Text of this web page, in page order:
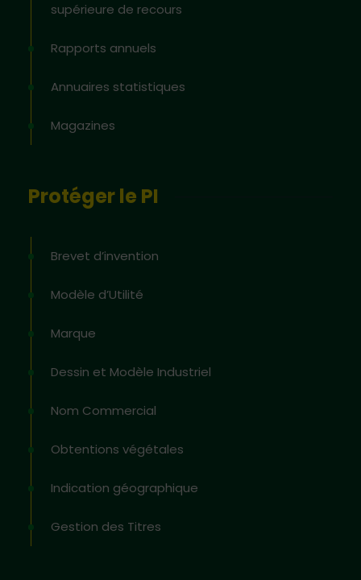
supérieure de recours
Rapports annuels
Annuaires statistiques
Magazines
Protéger le PI
Brevet d’invention
Modèle d’Utilité
Marque
Dessin et Modèle Industriel
Nom Commercial
Obtentions végétales
Indication géographique
Gestion des Titres